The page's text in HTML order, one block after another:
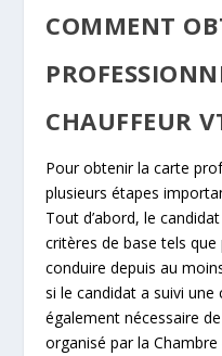
COMMENT
CHAUFFEUR
Pour obtenir la carte
plusieurs étapes
Tout d’abord, le
critères de base tels
conduire depuis au
si le candidat a suivi
également nécessaire
organisé par la